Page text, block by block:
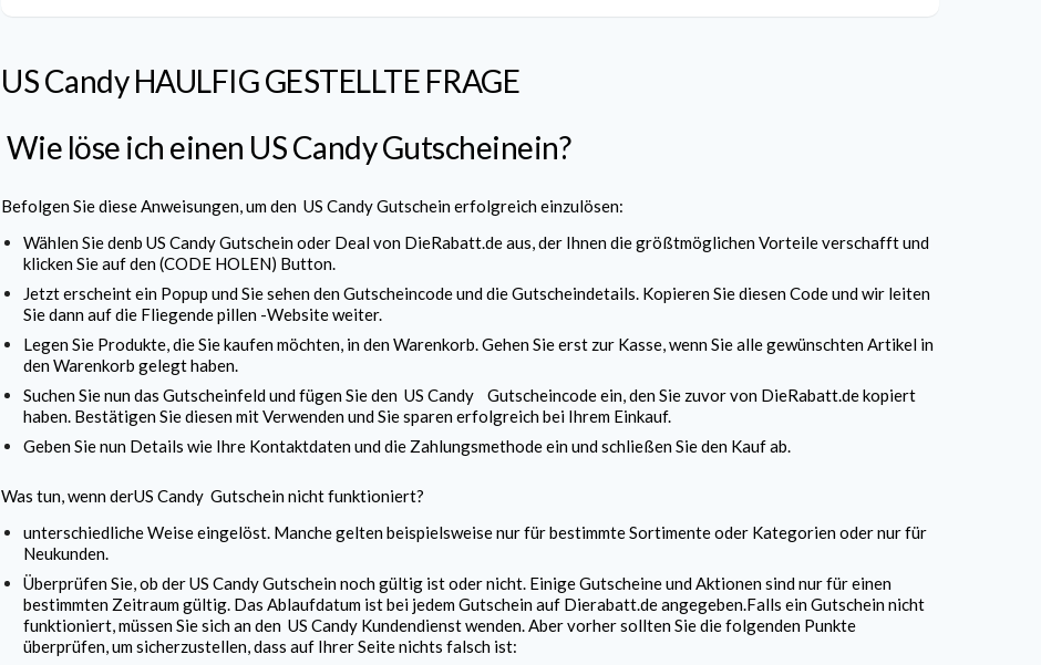
US CandyHAULFIG GESTELLTE FRAGE
Wie löse ich einen US CandyGutscheinein?
Befolgen Sie diese Anweisungen, um denUS CandyGutschein erfolgreich einzulösen:
Wählen Sie denb US CandyGutschein oder Deal von DieRabatt.de aus, der Ihnen die größtmöglichen Vorteile verschafft und
klicken Sie auf den (CODE HOLEN) Button.
Jetzt erscheint ein Popup und Sie sehen den Gutscheincode und die Gutscheindetails. Kopieren Sie diesen Code und wir leiten
Sie dann auf die Fliegende pillen -Website weiter.
Legen Sie Produkte, die Sie kaufen möchten, in den Warenkorb. Gehen Sie erst zur Kasse, wenn Sie alle gewünschten Artikel in
den Warenkorb gelegt haben.
Suchen Sie nun das Gutscheinfeld und fügen Sie den US Candy
Gutscheincode ein, den Sie zuvor von DieRabatt.de kopiert
haben. Bestätigen Sie diesen mit Verwenden und Sie sparen erfolgreich bei Ihrem Einkauf.
Geben Sie nun Details wie Ihre Kontaktdaten und die Zahlungsmethode ein und schließen Sie den Kauf ab.
Was tun, wenn derUS Candy Gutschein nicht funktioniert?
unterschiedliche Weise eingelöst. Manche gelten beispielsweise nur für bestimmte Sortimente oder Kategorien oder nur für
Neukunden.
Überprüfen Sie, ob derUS CandyGutschein noch gültig ist oder nicht. Einige Gutscheine und Aktionen sind nur für einen
bestimmten Zeitraum gültig. Das Ablaufdatum ist bei jedem Gutschein auf Dierabatt.de angegeben.Falls ein Gutschein nicht
funktioniert, müssen Sie sich an denUS Candy Kundendienst wenden. Aber vorher sollten Sie die folgenden Punkte
überprüfen, um sicherzustellen, dass auf Ihrer Seite nichts falsch ist: